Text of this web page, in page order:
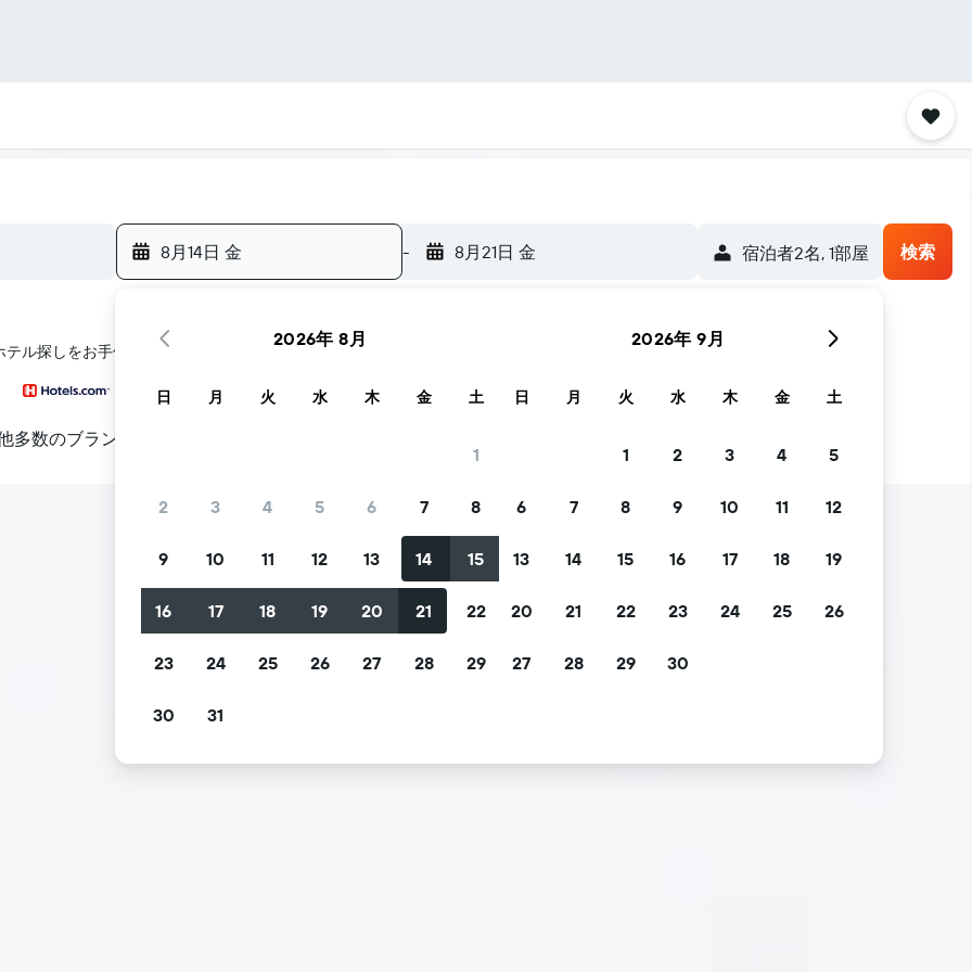
8月14日 金 - 8月21日 金 宿泊者2名, 1​部屋 検索
ル探しをお手伝いします
多数のブランド
2026年 8月
日 月 火 水 木 金 土
1
2 3 4 5 6 7 8
9 10 11 12 13 14 15
16 17 18 19 20 21 22
23 24 25 26 27 28 29
30 31
2026年 9月
日 月 火 水 木 金 土
1 2 3 4 5
6 7 8 9 10 11 12
13 14 15 16 17 18 19
20 21 22 23 24 25 26
27 28 29 30